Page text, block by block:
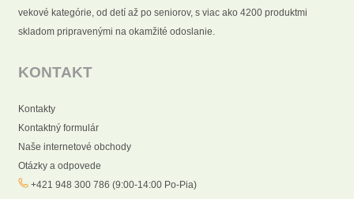
vekové kategórie, od detí až po seniorov, s viac ako 4200 produktmi
skladom pripravenými na okamžité odoslanie.
KONTAKT
Kontakty
Kontaktný formulár
Naše internetové obchody
Otázky a odpovede
+421 948 300 786 (9:00-14:00 Po-Pia)